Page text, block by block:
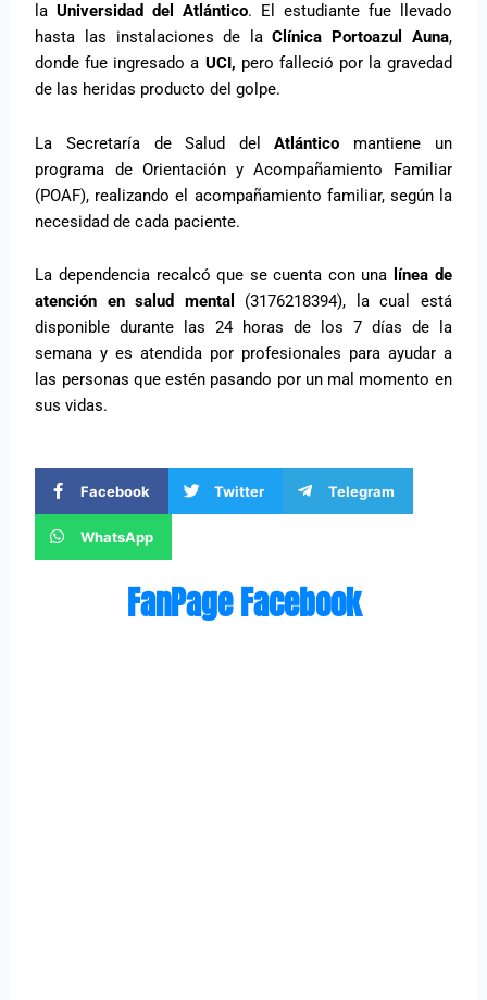
laUniversidad del Atlántico. El estudiante fue llevado
hasta las instalaciones de laClínica Portoazul Auna,
donde fue ingresado a UCI, pero falleció por la gravedad
de las heridas producto del golpe.
La Secretaría de Salud delAtlántico mantiene un
programa de Orientación y Acompañamiento Familiar
(POAF), realizando el acompañamiento familiar, según la
necesidad de cada paciente.
La dependencia recalcó que se cuenta con una línea de
atención en salud mental
(3176218394), la cual está
disponible durante las 24 horas de los 7 días de la
semana y es atendida por profesionales para ayudar a
las personas que estén pasando por un mal momento en
sus vidas.
Facebook Twitter Telegram
WhatsApp
FanPage Facebook